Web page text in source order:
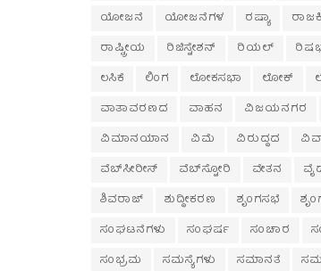
ಯೋಜನೆ
ಯೋಜನೆಗಳ ರಷ್ಯಾ
ರಾಷ್ಟ್ರೀಯ
ರಿಜಿಸ್ಟೇಶನ್ ರಿಯಲ್
ಲಸಿಕೆ
ಲಿಂಗ ಲೋಕಸಭಾ ಲೋಕ್
ವಾತಾವರಣದ
ವಾಹನ ವಿಜಯನಗರ
ವಿಮಾನಯಾನ
ವಿಮೆ ವಿರುದ್ಧದ
ವೆಬ್‌ಸೀರೀಸ್
ವೆಬ್‌ಸ್ಟೋರಿ ವೇತನ
ಶಿವರಾಜ್
ಶುದ್ಧೀಕರಣ ಶೃಂಗಸಭೆ
ಸಂಘಟನೆಗಳು
ಸಂಘರ್ಷ ಸಂಚಾರ
ಸಂಭ್ರಮ
ಸಮಸ್ಯೆಗಳು ಸಮಾನತೆ